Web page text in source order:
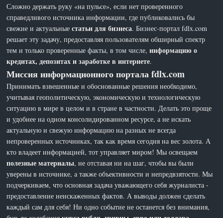
Сложно держать руку «на пульсе», если нет проверенного
справедливого источника информации, где публиковались бы
свежие и актуальныестатьи для бизнеса. Бизнес-портал fdlx.com
решает эту задачу, предоставляя пользователям обширный спектр
тем и только проверенные факты, в том числе,информацию о
кредитах, депозитах и заработке в интернете.
Миссия информационного портала fdlx.com
Принимать взвешенные и обоснованные решения необходимо,
учитывая геополитическую, экономическую и технологическую
ситуацию в мире в целом и в стране в частности. Делать это проще
и удобнее на одном консолидированном ресурсе, а не искать
актуальную и свежую информацию на разных не всегда
непроверенных источниках, так как время сегодня на вес золота. А
кто владеет информацией, тот управляет миром! Мы освещаем
полезные материалы, не отставая ни на шаг, чтобы вы были
уверены в источнике, а также объективности и непредвзятости. Мы
подчеркиваем, что основная задача уважающего себя журналиста -
предоставление неискаженных фактов. А выводы должен сделать
каждый сам для себя! Ни одно событие не останется без внимания,